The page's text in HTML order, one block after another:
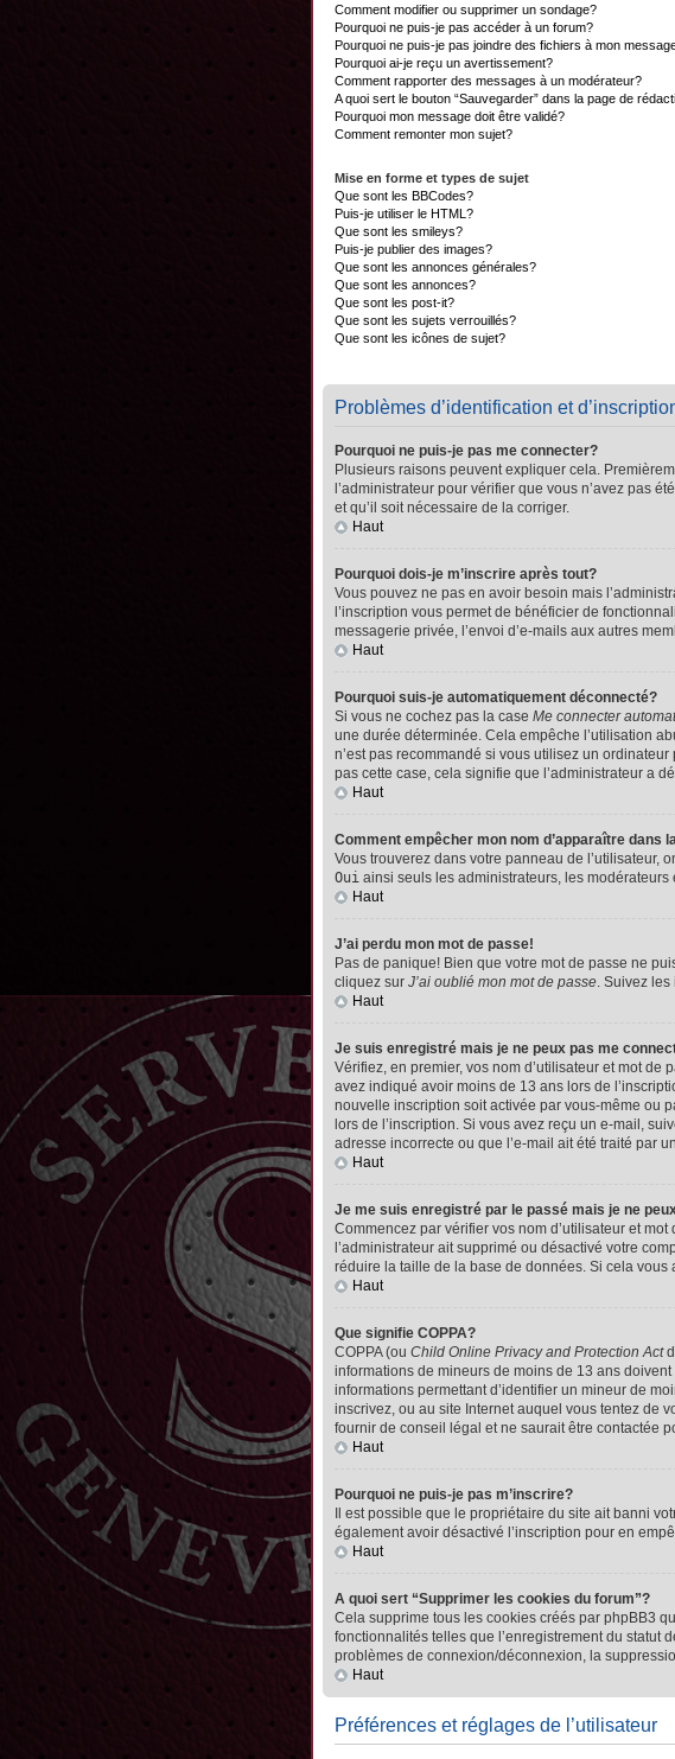
Comment modifier ou supprimer un sondage?
Pourquoi ne puis-je pas accéder à un forum?
Pourquoi ne puis-je pas joindre des fichiers à mon
Pourquoi ai-je reçu un avertissement?
Comment rapporter des messages à un modérateur?
A quoi sert le bouton “Sauvegarder” dans la page de
Pourquoi mon message doit être validé?
Comment remonter mon sujet?
Mise en forme et types de sujet
Que sont les BBCodes?
Puis-je utiliser le HTML?
Que sont les smileys?
Puis-je publier des images?
Que sont les annonces générales?
Que sont les annonces?
Que sont les post-it?
Que sont les sujets verrouillés?
Que sont les icônes de sujet?
Problèmes d’identification et
Pourquoi ne puis-je pas me connecter?
Plusieurs raisons peuvent expliquer cela.
l’administrateur pour vérifier que vous n’avez pas
et qu’il soit nécessaire de la corriger.
Haut
Pourquoi dois-je m’inscrire après tout?
Vous pouvez ne pas en avoir besoin mais
l’inscription vous permet de bénéficier de
messagerie privée, l’envoi d’e-mails aux autres
Haut
Pourquoi suis-je automatiquement déconnecté?
Si vous ne cochez pas la case Me connecter
une durée déterminée. Cela empêche l’utilisation
n’est pas recommandé si vous utilisez un
pas cette case, cela signifie que l’administrateur a
Haut
Comment empêcher mon nom d’apparaître dans
Vous trouverez dans votre panneau de l’utilisateur,
Oui ainsi seuls les administrateurs, les
Haut
J’ai perdu mon mot de passe!
Pas de panique! Bien que votre mot de passe ne
cliquez sur J’ai oublié mon mot de passe. Suivez
Haut
Je suis enregistré mais je ne peux pas me
Vérifiez, en premier, vos nom d’utilisateur et mot de
avez indiqué avoir moins de 13 ans lors de
nouvelle inscription soit activée par vous-même ou
lors de l’inscription. Si vous avez reçu un e-mail,
adresse incorrecte ou que l’e-mail ait été traité par
Haut
Je me suis enregistré par le passé mais je ne
Commencez par vérifier vos nom d’utilisateur et
l’administrateur ait supprimé ou désactivé votre
réduire la taille de la base de données. Si cela
Haut
Que signifie COPPA?
COPPA (ou Child Online Privacy and Protection Act
informations de mineurs de moins de 13 ans
informations permettant d’identifier un mineur de
inscrivez, ou au site Internet auquel vous tentez de
fournir de conseil légal et ne saurait être contactée
Haut
Pourquoi ne puis-je pas m’inscrire?
Il est possible que le propriétaire du site ait banni
également avoir désactivé l’inscription pour en
Haut
A quoi sert “Supprimer les cookies du forum”?
Cela supprime tous les cookies créés par phpBB3
fonctionnalités telles que l’enregistrement du statut
problèmes de connexion/déconnexion, la
Haut
Préférences et réglages de l’utilisateur